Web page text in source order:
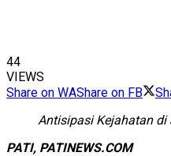
44
VIEWS
Share on WAShare on FB
Antisipasi Kejahatan di
PATI, PATINEWS.COM